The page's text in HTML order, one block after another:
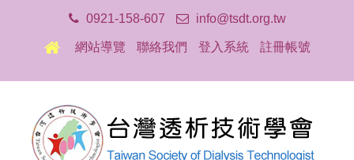
0921-158-607 info@tsdt.org.tw
網站導覽 聯絡我們 登入系統 註冊帳號